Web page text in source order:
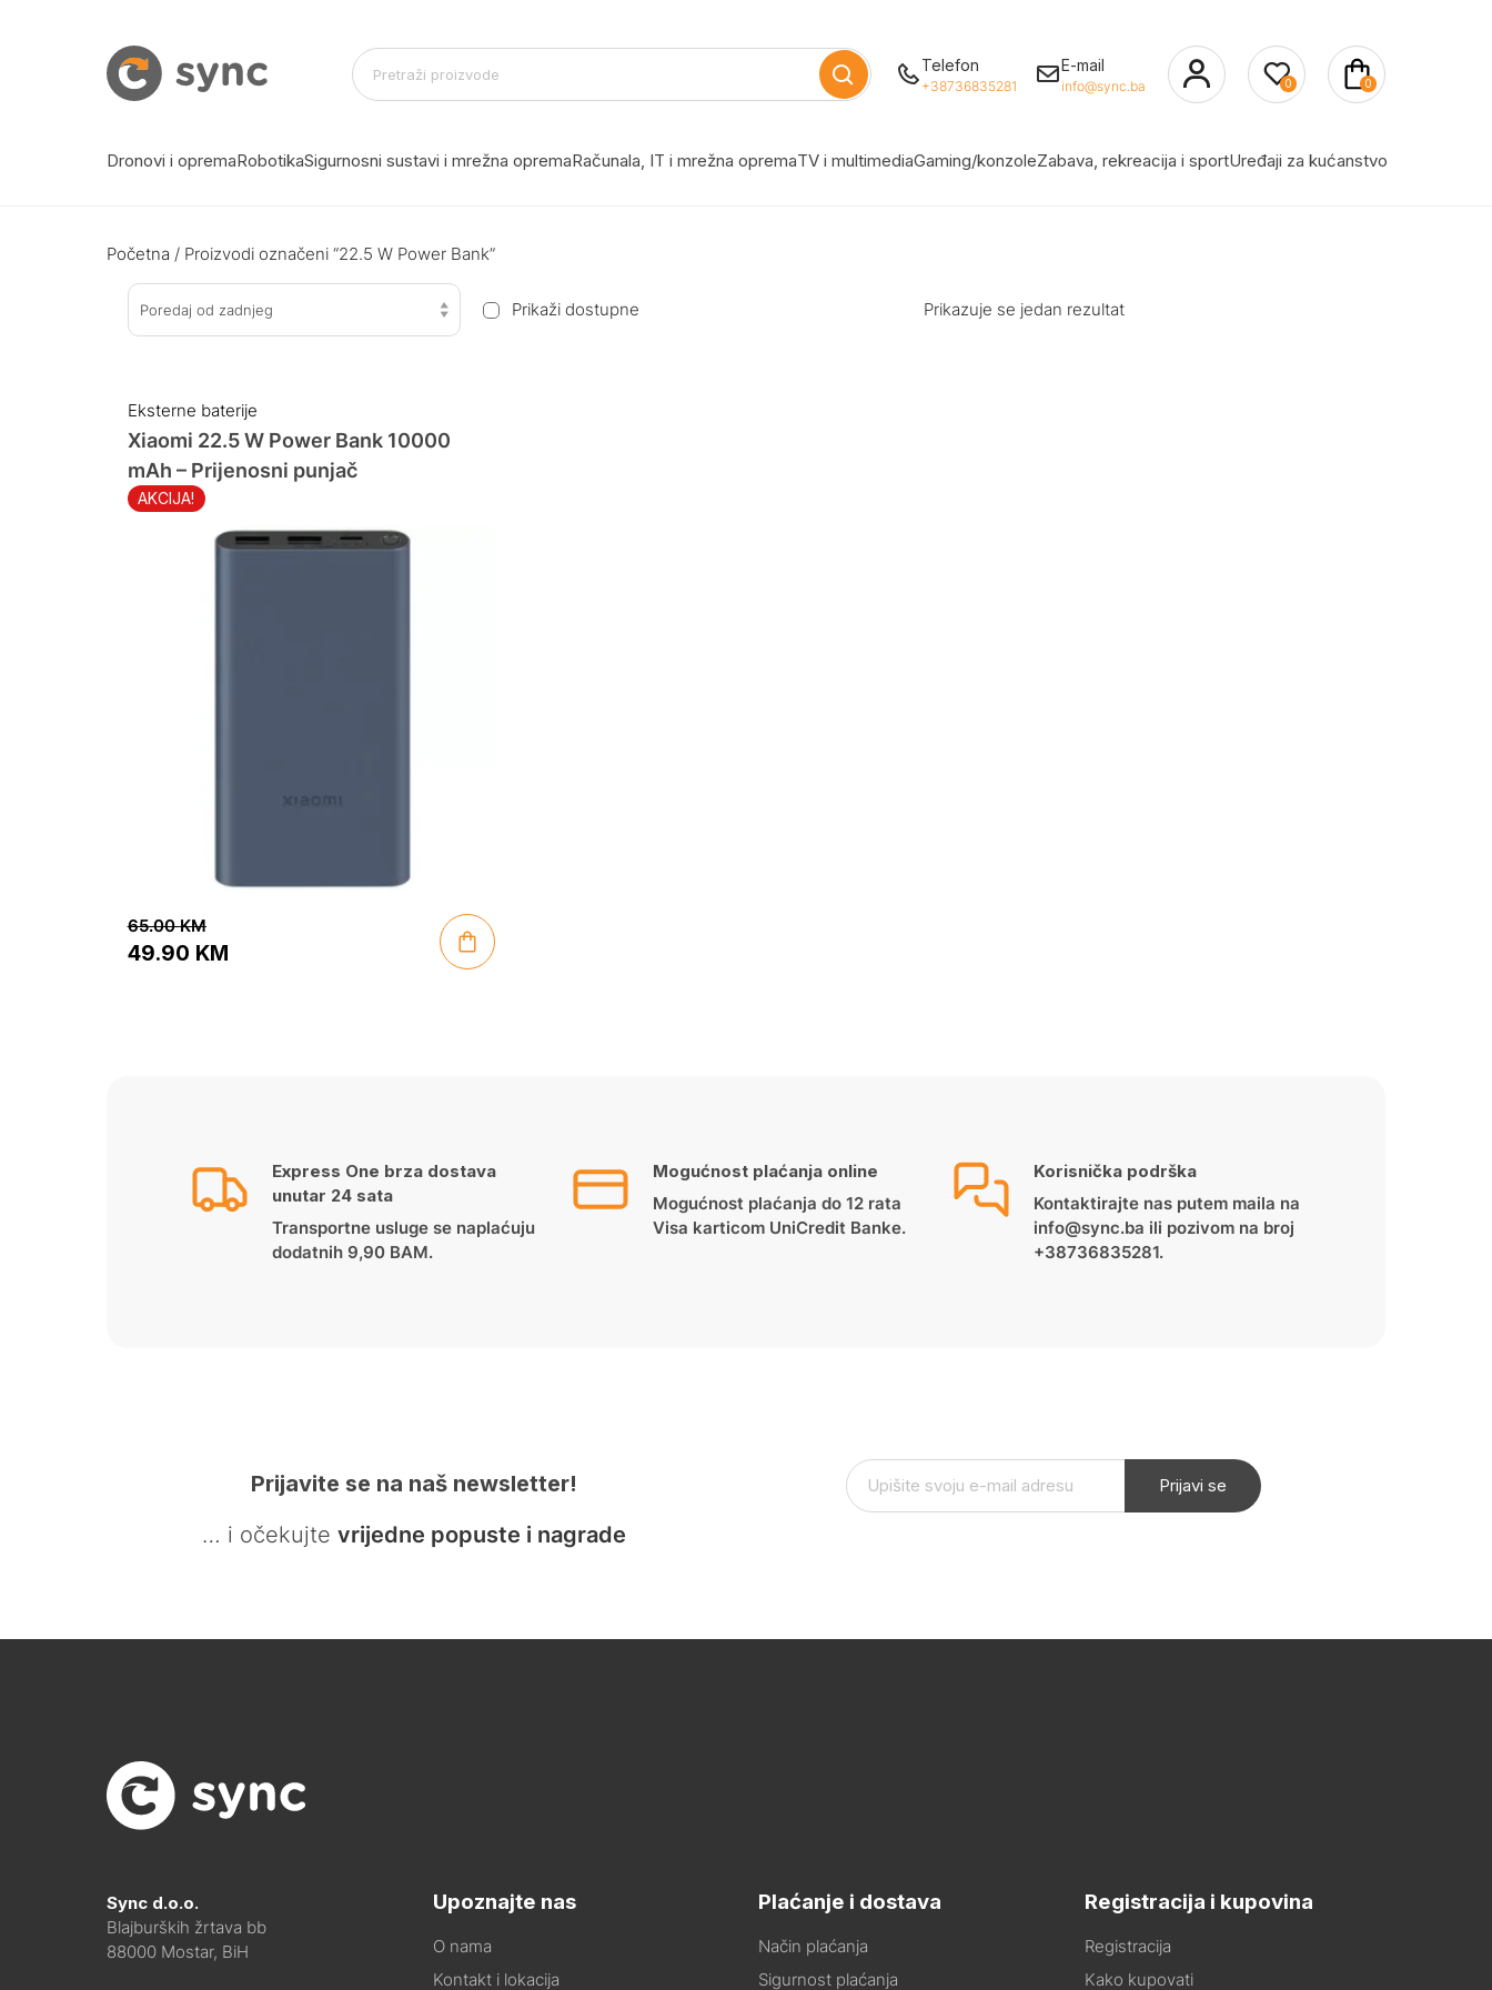
Telefon
+38736835281
E-mail
info@sync.ba 0 0
Dronovi i opremaRobotikaSigurnosni sustavi i mrežna opremaRačunala, IT i mrežna opremaTV i multimediaGaming/konzoleZabava, rekreacija i sportUređaji za kućanstvo
Početna / Proizvodi označeni “22.5 W Power Bank”
Poredaj od zadnjeg Prikaži dostupne Prikazuje se jedan rezultat
Eksterne baterije
AKCIJA!
Xiaomi 22.5 W Power Bank 10000
mAh – Prijenosni punjač
65.00KM
49.90 KM
Express One brza dostava
unutar 24 sata
Transportne usluge se naplaćuju
dodatnih 9,90 BAM.
Mogućnost plaćanja online
Mogućnost plaćanja do 12 rata
Visa karticom UniCredit Banke.
Korisnička podrška
Kontaktirajte nas putem maila na
info@sync.ba ili pozivom na broj
+38736835281.
Prijavite se na naš newsletter!
… i očekujte vrijedne popuste i nagrade
Prijavi se
Sync d.o.o.
Blajburških žrtava bb
88000 Mostar, BiH
Upoznajte nas
O nama
Kontakt i lokacija
Plaćanje i dostava
Način plaćanja
Sigurnost plaćanja
Registracija i kupovina
Registracija
Kako kupovati